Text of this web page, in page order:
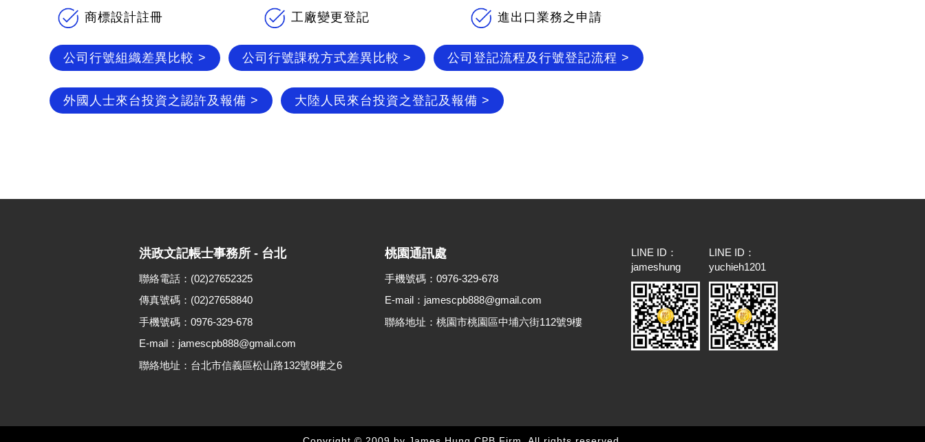
商標設計註冊 工廠變更登記 進出口業務之申請
公司行號組織差異比較 > 公司行號課稅方式差異比較 > 公司登記流程及行號登記流程 >
外國人士來台投資之認許及報備 > 大陸人民來台投資之登記及報備 >
洪政文記帳士事務所 - 台北
聯絡電話：(02)27652325
傳真號碼：(02)27658840
手機號碼：0976-329-678
E-mail：jamescpb888@gmail.com
聯絡地址：台北市信義區松山路132號8樓之6
桃園通訊處
手機號碼：0976-329-678
E-mail：jamescpb888@gmail.com
聯絡地址：桃園市桃園區中埔六街112號9樓
LINE ID：
jameshung
LINE ID：
yuchieh1201